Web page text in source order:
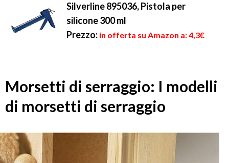
Silverline 895036, Pistola per
silicone 300 ml
Prezzo: in offerta su Amazon a: 4,3€
Morsetti di serraggio: I modelli
di morsetti di serraggio